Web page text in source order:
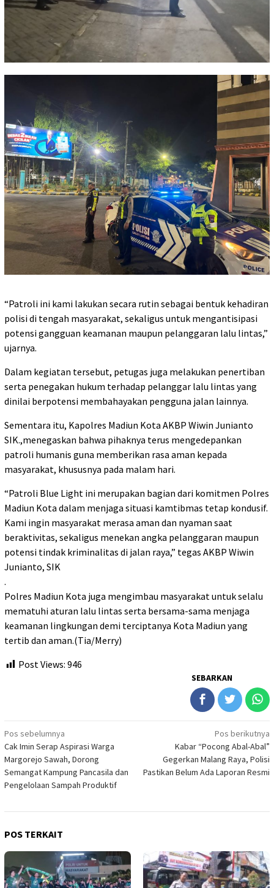
“Patroli ini kami lakukan secara rutin sebagai bentuk kehadiran
polisi di tengah masyarakat, sekaligus untuk mengantisipasi
potensi gangguan keamanan maupun pelanggaran lalu lintas,”
ujarnya.
Dalam kegiatan tersebut, petugas juga melakukan penertiban
serta penegakan hukum terhadap pelanggar lalu lintas yang
dinilai berpotensi membahayakan pengguna jalan lainnya.
Sementara itu, Kapolres Madiun Kota AKBP Wiwin Junianto
SIK.,menegaskan bahwa pihaknya terus mengedepankan
patroli humanis guna memberikan rasa aman kepada
masyarakat, khususnya pada malam hari.
“Patroli Blue Light ini merupakan bagian dari komitmen Polres
Madiun Kota dalam menjaga situasi kamtibmas tetap kondusif.
Kami ingin masyarakat merasa aman dan nyaman saat
beraktivitas, sekaligus menekan angka pelanggaran maupun
potensi tindak kriminalitas di jalan raya,” tegas AKBP Wiwin
Junianto, SIK
.
Polres Madiun Kota juga mengimbau masyarakat untuk selalu
mematuhi aturan lalu lintas serta bersama-sama menjaga
keamanan lingkungan demi terciptanya Kota Madiun yang
tertib dan aman.(Tia/Merry)
Post Views: 946
SEBARKAN
Navigasi
pos
Pos sebelumnya
Cak Imin Serap Aspirasi Warga
Margorejo Sawah, Dorong
Semangat Kampung Pancasila dan
Pengelolaan Sampah Produktif
Pos berikutnya
Kabar “Pocong Abal-Abal”
Gegerkan Malang Raya, Polisi
Pastikan Belum Ada Laporan Resmi
POS TERKAIT